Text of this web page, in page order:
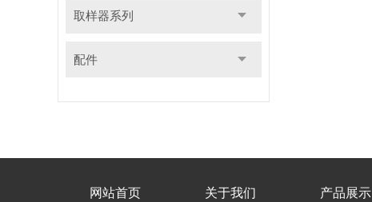
取样器系列
配件
网站首页 关于我们 产品展示